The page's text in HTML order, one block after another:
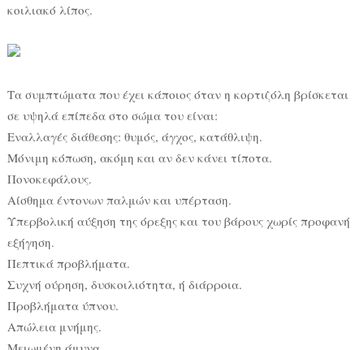
κοιλιακό λίπος.
Τα συμπτώματα που έχει κάποιος όταν η κορτιζόλη βρίσκεται
σε υψηλά επίπεδα στο σώμα του είναι:
Εναλλαγές διάθεσης: θυμός, άγχος, κατάθλιψη.
Μόνιμη κόπωση, ακόμη και αν δεν κάνει τίποτα.
Πονοκεφάλους.
Αίσθημα έντονων παλμών και υπέρταση.
Υπερβολική αύξηση της όρεξης και του βάρους χωρίς προφανή
εξήγηση.
Πεπτικά προβλήματα.
Συχνή ούρηση, δυσκοιλιότητα, ή διάρροια.
Προβλήματα ύπνου.
Απώλεια μνήμης.